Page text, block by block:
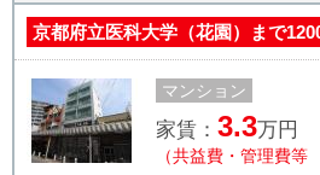
京都府立医科大学（花園）まで
マンション
家賃： 3.3万円
（共益費・管理費等